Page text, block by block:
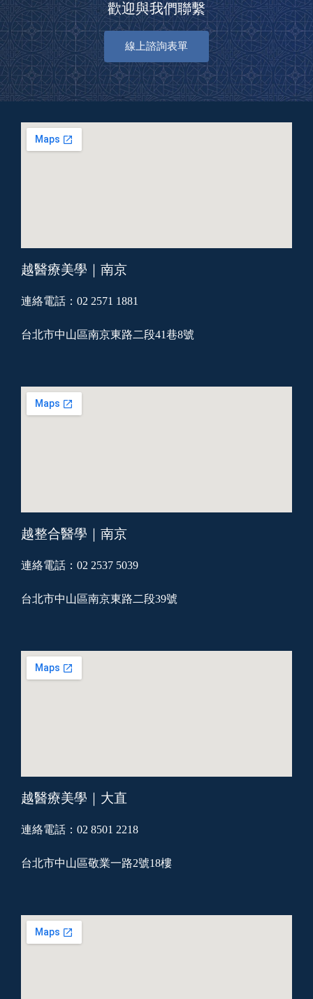
歡迎與我們聯繫
線上諮詢表單
越醫療美學｜南京
連絡電話：02 2571 1881
台北市中山區南京東路二段41巷8號
越整合醫學｜南京
連絡電話：02 2537 5039
台北市中山區南京東路二段39號
越醫療美學｜大直
連絡電話：02 8501 2218
台北市中山區敬業一路2號18樓